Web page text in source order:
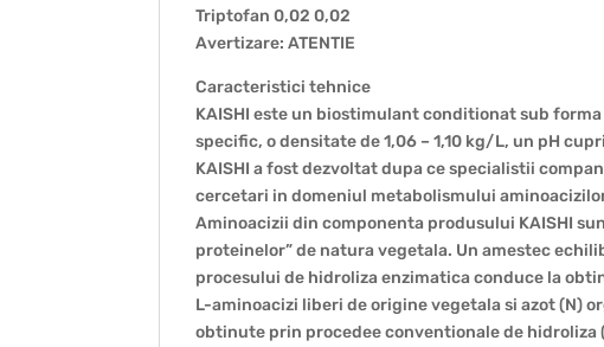
Triptofan 0,02 0,02
Avertizare: ATENTIE
Caracteristici tehnice
KAISHI este un biostimulant conditionat sub
specific, o densitate de 1,06 – 1,10 kg/L, un pH
KAISHI a fost dezvoltat dupa ce specialistii
cercetari in domeniul metabolismului
Aminoacizii din componenta produsului KAISHI
proteinelor” de natura vegetala. Un amestec
procesului de hidroliza enzimatica conduce la
L-aminoacizi liberi de origine vegetala si azot (N)
obtinute prin procedee conventionale de